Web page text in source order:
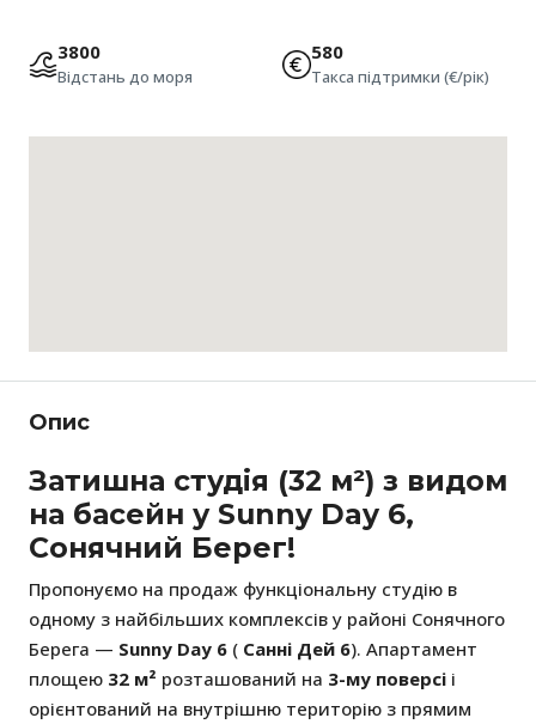
3800
Відстань до моря
580
Такса підтримки (€/рік)
Опис
Затишна студія (32 м²) з видом
на басейн у Sunny Day 6,
Сонячний Берег!
Пропонуємо на продаж функціональну студію в
одному з найбільших комплексів у районі Сонячного
Берега — Sunny Day 6 ( Санні Дей 6). Апартамент
площею 32 м² розташований на 3-му поверсі і
орієнтований на внутрішню територію з прямим